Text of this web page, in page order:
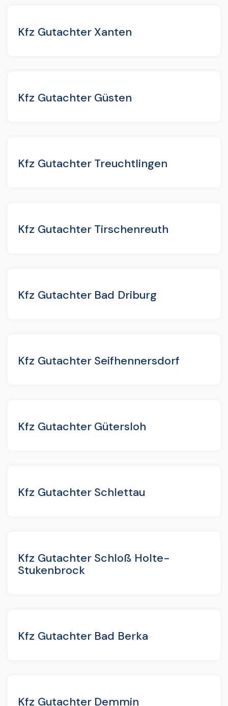
Kfz Gutachter Xanten
Kfz Gutachter Güsten
Kfz Gutachter Treuchtlingen
Kfz Gutachter Tirschenreuth
Kfz Gutachter Bad Driburg
Kfz Gutachter Seifhennersdorf
Kfz Gutachter Gütersloh
Kfz Gutachter Schlettau
Kfz Gutachter Schloß Holte-
Stukenbrock
Kfz Gutachter Bad Berka
Kfz Gutachter Demmin